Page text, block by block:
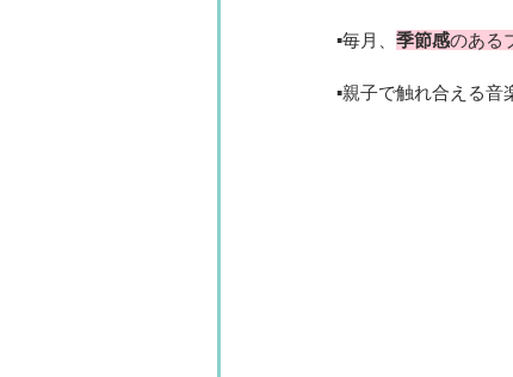
▪️毎月、 季節感のある
▪️親子で触れ合える音